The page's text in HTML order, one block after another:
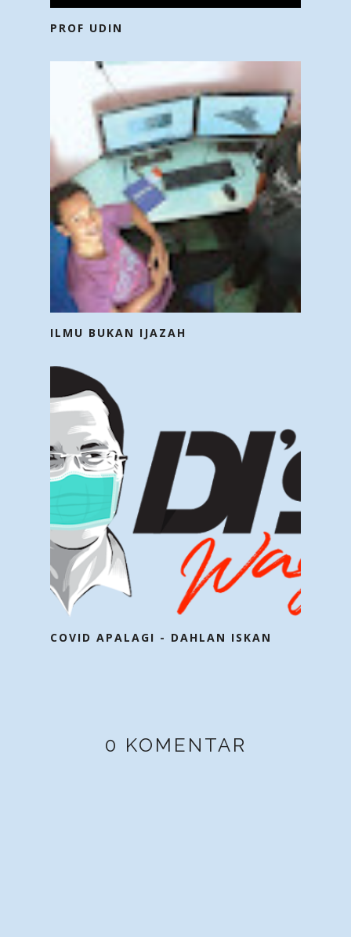
PROF UDIN
ILMU BUKAN IJAZAH
COVID APALAGI - DAHLAN ISKAN
0 KOMENTAR